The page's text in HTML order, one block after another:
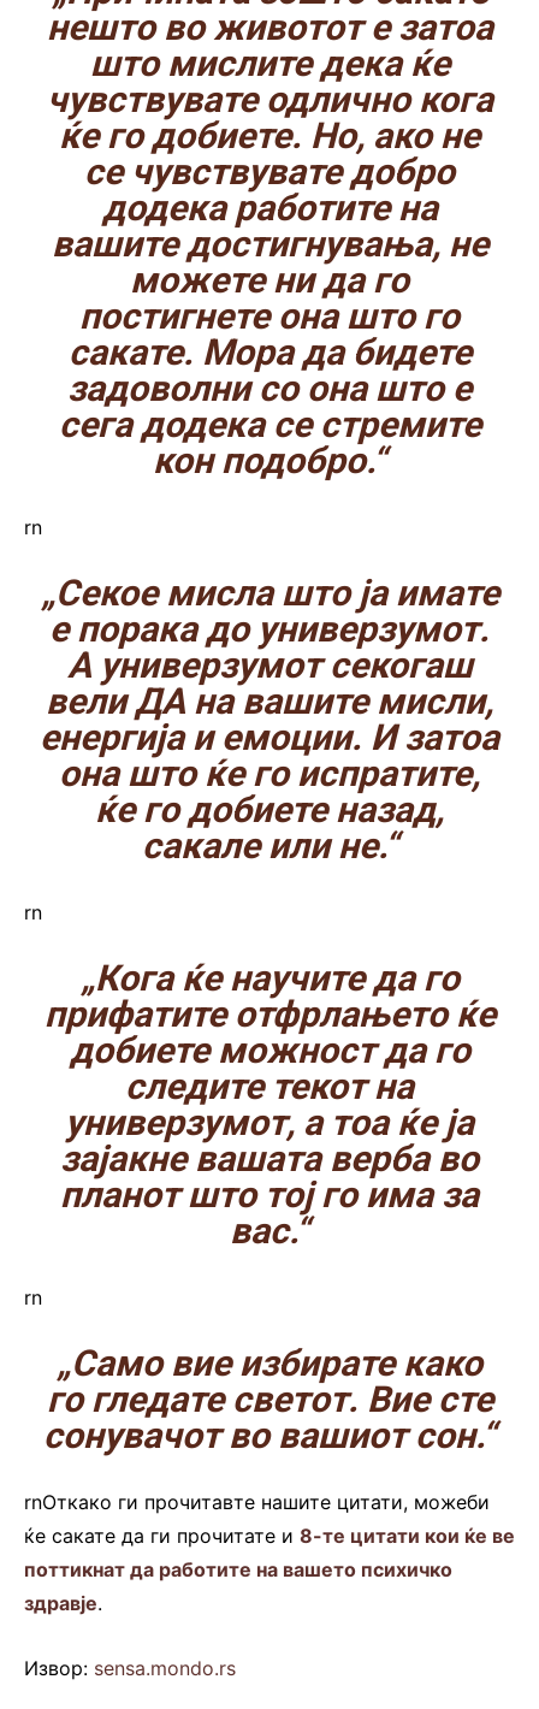
нешто во животот е затоа
што мислите дека ќе
чувствувате одлично кога
ќе го добиете. Но, ако не
се чувствувате добро
додека работите на
вашите достигнувања, не
можете ни да го
постигнете она што го
сакате. Мора да бидете
задоволни со она што е
сега додека се стремите
кон подобро.“
rn
„Секое мисла што ја имате
е порака до универзумот.
A универзумот секогаш
вели ДА на вашите мисли,
енергија и емоции. И затоа
она што ќе го испратите,
ќе го добиете назад,
сакале или не.“
rn
„Кога ќе научите да го
прифатите отфрлањето ќе
добиете можност да го
следите текот на
универзумот, а тоа ќе ја
зајакне вашата верба во
планот што тој го има за
вас.“
rn
„Само вие избирате како
го гледате светот. Вие сте
сонувачот во вашиот сон.“
rnОткако ги прочитавте нашите цитати, можеби
ќе сакате да ги прочитате и 8-те цитати кои ќе ве
поттикнат да работите на вашето психичко
здравје.
Извор: sensa.mondo.rs